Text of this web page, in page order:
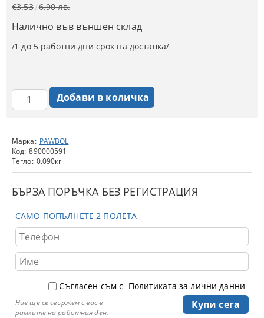
Марка: PAWBOL
Код: 890000591
Тегло: 0.090кг
БЪРЗА ПОРЪЧКА БЕЗ РЕГИСТРАЦИЯ
САМО ПОПЪЛНЕТЕ 2 ПОЛЕТА
Съгласен съм с Политиката за лични данни
Ние ще се свържем с вас в
рамките на работния ден.
€3.53 6.90 лв.
Налично във външен склад
/1 до 5 работни дни срок на доставка/